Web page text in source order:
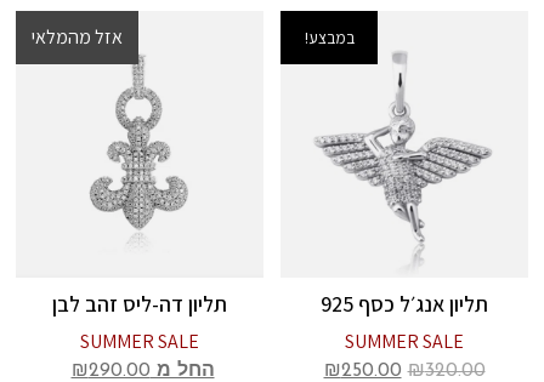
במבצע!
תליון אנג׳ל כסף 925
SUMMER SALE
₪320.00
₪250.00
אזל מהמלאי
במבצע!
תליון דה-ליס זהב לבן
SUMMER SALE
החל מ ₪290.00